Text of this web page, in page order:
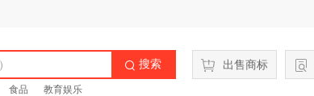
 搜索
食品 教育娱乐
出售商标